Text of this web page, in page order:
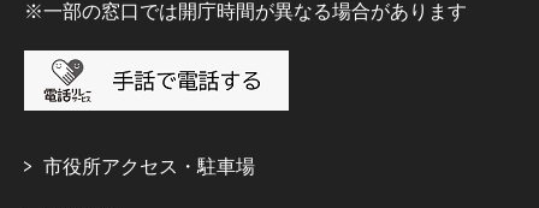
※一部の窓口では開庁時間が異なる場合があります
市役所アクセス・駐車場